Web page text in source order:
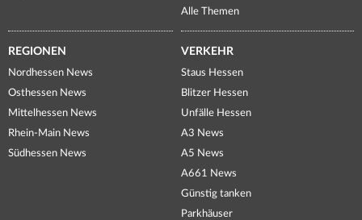
Alle Themen
REGIONEN
Nordhessen News
Osthessen News
Mittelhessen News
Rhein-Main News
Südhessen News
VERKEHR
Staus Hessen
Blitzer Hessen
Unfälle Hessen
A3 News
A5 News
A661 News
Günstig tanken
Parkhäuser